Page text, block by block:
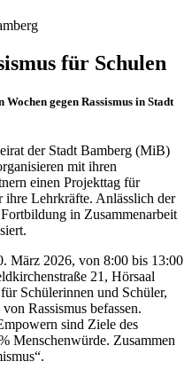
für Schulen
gegen Rassismus in Stadt
der Stadt Bamberg (MiB)
mit ihren
einen Projekttag für
ihre Lehrkräfte. Anlässlich der
in Zusammenarbeit
März 2026, von 8:00 bis 13:00
21, Hörsaal
Schülerinnen und Schüler,
Rassismus befassen.
sind Ziele des
Menschenwürde. Zusammen